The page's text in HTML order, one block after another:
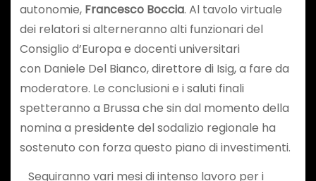
autonomie, Francesco Boccia. Al tavolo virtuale
dei relatori si alterneranno alti funzionari del
Consiglio d’Europa e docenti universitari
con Daniele Del Bianco, direttore di Isig, a fare da
moderatore. Le conclusioni e i saluti finali
spetteranno a Brussa che sin dal momento della
nomina a presidente del sodalizio regionale ha
sostenuto con forza questo piano di investimenti.
Seguiranno vari mesi di intenso lavoro per i